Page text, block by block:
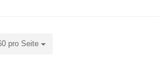
pro Seite